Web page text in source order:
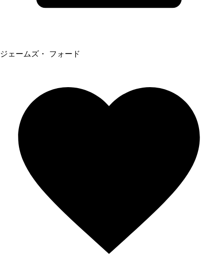
ジェームズ・ フォード